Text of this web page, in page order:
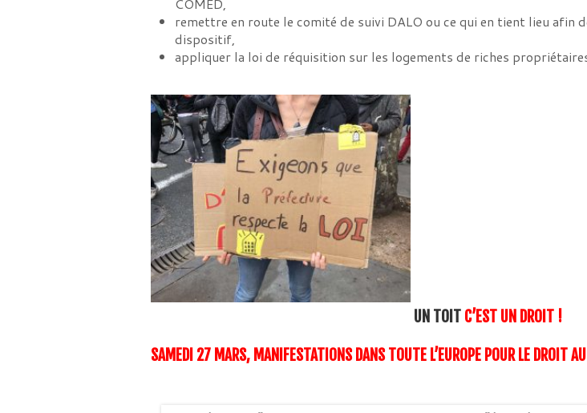
COMED,
remettre en route le comité de suivi DALO ou ce qui en tient lieu
dispositif,
appliquer la loi de réquisition sur les logements de riches
UN TOIT C’EST UN DROIT !
SAMEDI 27 MARS, MANIFESTATIONS DANS TOUTE L’EUROPE POUR LE DROIT